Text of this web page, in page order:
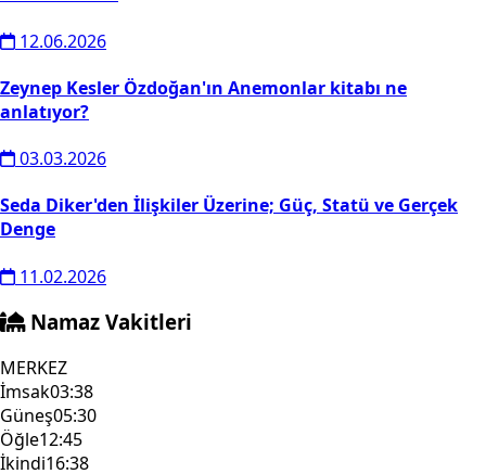
12.06.2026
Zeynep Kesler Özdoğan'ın Anemonlar kitabı ne
anlatıyor?
03.03.2026
Seda Diker'den İlişkiler Üzerine; Güç, Statü ve Gerçek
Denge
11.02.2026
Namaz Vakitleri
MERKEZ
İmsak03:38
Güneş05:30
Öğle12:45
İkindi16:38